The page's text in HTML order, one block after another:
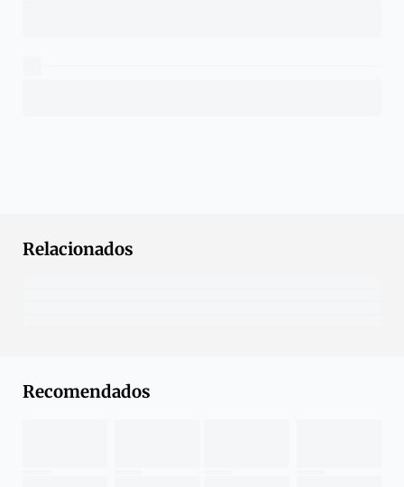
Relacionados
Recomendados